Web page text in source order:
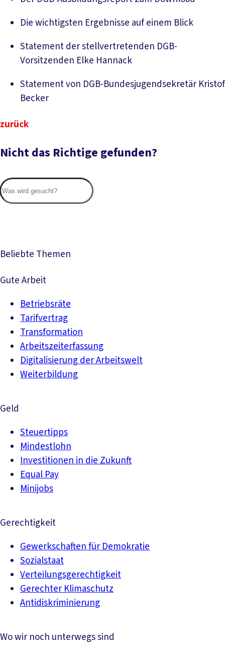
Die wichtigsten Ergebnisse auf einem Blick
Statement der stellvertretenden DGB-
Vorsitzenden Elke HannackDownload PDF
Statement von DGB-Bundesjugendsekretär Kristof
BeckerDownload PDF
zurück
Nicht das Richtige gefunden?
Beliebte Themen
Gute Arbeit
Betriebsräte
Tarifvertrag
Transformation
Arbeitszeiterfassung
Digitalisierung der Arbeitswelt
Weiterbildung
Geld
Steuertipps
Mindestlohn
Investitionen in die Zukunft
Equal Pay
Minijobs
Gerechtigkeit
Gewerkschaften für Demokratie
Sozialstaat
Verteilungsgerechtigkeit
Gerechter Klimaschutz
Antidiskriminierung
Wo wir noch unterwegs sind